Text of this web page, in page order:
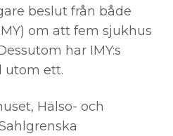
beslut från både
om att fem sjukhus
har IMY:s
utom ett.
Hälso- och